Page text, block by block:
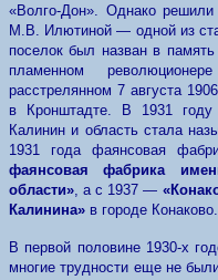
«Волго-Дон». Однако решили
М.В. Илютиной — одной из
поселок был назван в
пламенном
расстрелянном 7 августа
в Кронштадте. В 1931 году
Калинин и область стала
1931 года фаянсовая
фаянсовая фабрика
области», а с 1937 —
Калинина» в городе Конаково.
В первой половине 1930-х
многие трудности еще не